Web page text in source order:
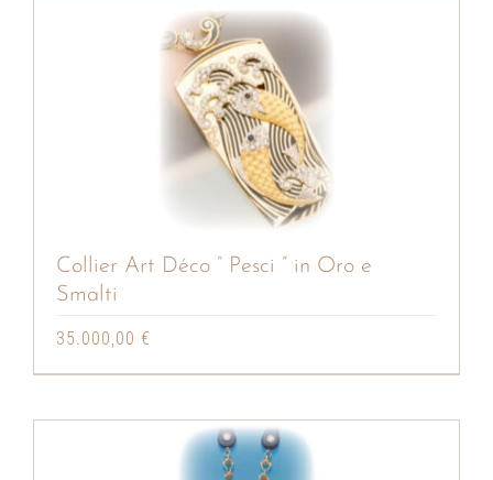
Collier Art Déco ” Pesci ” in Oro e
Smalti
35.000,00 €